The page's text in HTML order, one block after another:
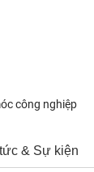
công nghiệp
& Sự kiện